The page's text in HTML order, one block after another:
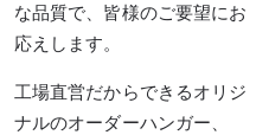
な品質で、皆様のご要望にお
応えします。
工場直営だからできるオリジ
ナルのオーダーハンガー、